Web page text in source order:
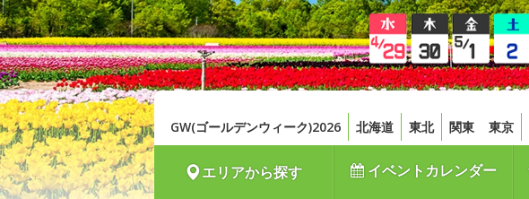
GW(ゴールデンウィーク)2026 北海道 東北 関東 東京
エリアから探す イベントカレンダー